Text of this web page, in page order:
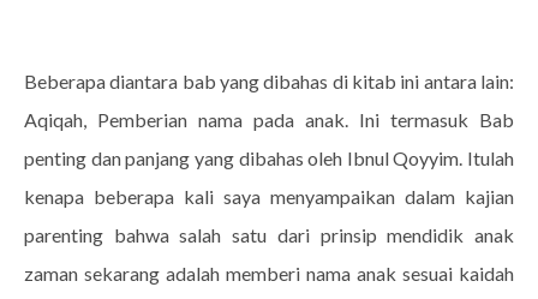
Beberapa diantara bab yang dibahas di kitab ini antara lain:
Aqiqah, Pemberian nama pada anak. Ini termasuk Bab
penting dan panjang yang dibahas oleh Ibnul Qoyyim. Itulah
kenapa beberapa kali saya menyampaikan dalam kajian
parenting bahwa salah satu dari prinsip mendidik anak
zaman sekarang adalah memberi nama anak sesuai kaidah